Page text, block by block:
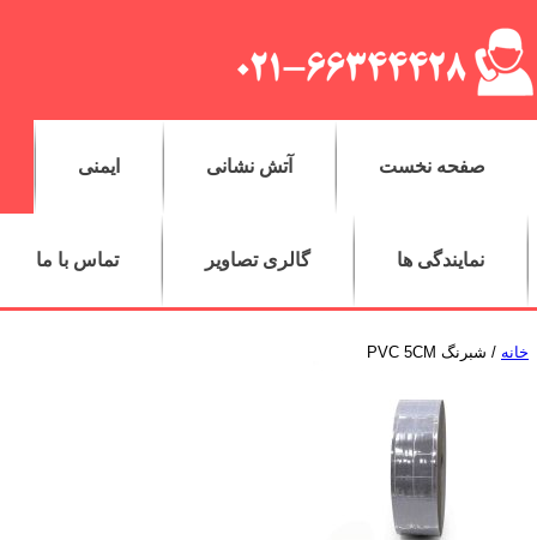
صفحه نخست آتش نشانی ایمنی
نمایندگی ها گالری تصاویر تماس با ما
خانه / شبرنگ PVC 5CM